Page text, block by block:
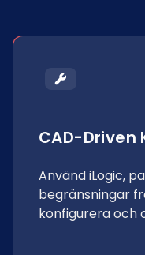
CAD-
Använd iLogic,
begränsningar
konfigurera och